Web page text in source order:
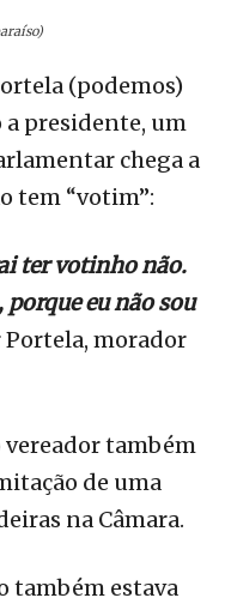
(podemos)
a presidente, um
chega a
tem “votim”:
ter votinho não.
eu não sou
Portela, morador
também
de uma
na Câmara.
também estava